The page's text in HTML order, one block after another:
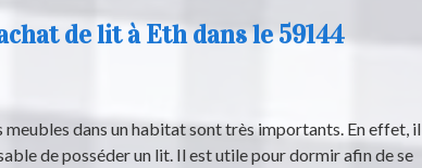
de lit à Eth dans le 59144
meubles dans un habitat sont très importants. En effet, il
de posséder un lit. Il est utile pour dormir afin de se